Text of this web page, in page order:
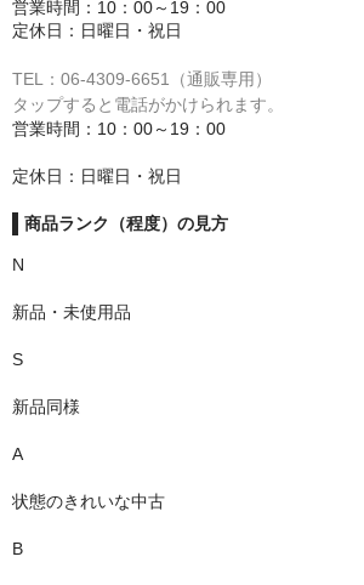
営業時間：10：00～19：00
定休日：日曜日・祝日
TEL：06-4309-6651（通販専用）
タップすると電話がかけられます。
営業時間：10：00～19：00
定休日：日曜日・祝日
商品ランク（程度）の見方
N
新品・未使用品
S
新品同様
A
状態のきれいな中古
B